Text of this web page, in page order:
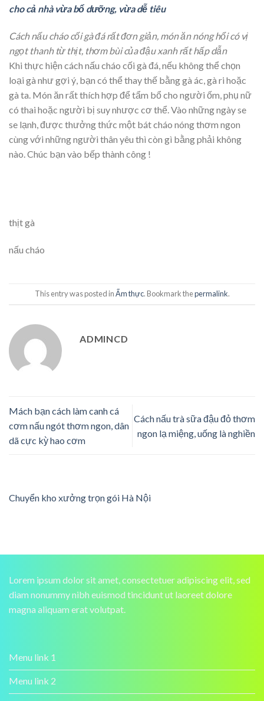
cho cả nhà vừa bổ dưỡng, vừa dễ tiêu
Cách nấu cháo cối gà đá rất đơn giản, món ăn nóng hổi có vị
ngọt thanh từ thịt, thơm bùi của đậu xanh rất hấp dẫn
Khi thực hiện cách nấu cháo cối gà đá, nếu không thể chọn
loại gà như gợi ý, bạn có thể thay thế bằng gà ác, gà ri hoặc
gà ta. Món ăn rất thích hợp để tẩm bổ cho người ốm, phụ nữ
có thai hoặc người bị suy nhược cơ thể. Vào những ngày se
se lạnh, được thưởng thức một bát cháo nóng thơm ngon
cùng với những người thân yêu thì còn gì bằng phải không
nào. Chúc bạn vào bếp thành công !
thịt gà
nấu cháo
This entry was posted inẨm thực. Bookmark thepermalink.
ADMINCD
Mách bạn cách làm canh cá
cơm nấu ngót thơm ngon, dân
dã cực kỳ hao cơm
Cách nấu trà sữa đậu đỏ thơm
ngon lạ miệng, uống là nghiền
Chuyển kho xưởng trọn gói Hà Nội
Lorem ipsum dolor sit amet, consectetuer adipiscing elit, sed
diam nonummy nibh euismod tincidunt ut laoreet dolore
magna aliquam erat volutpat.
Menu link 1
Menu link 2